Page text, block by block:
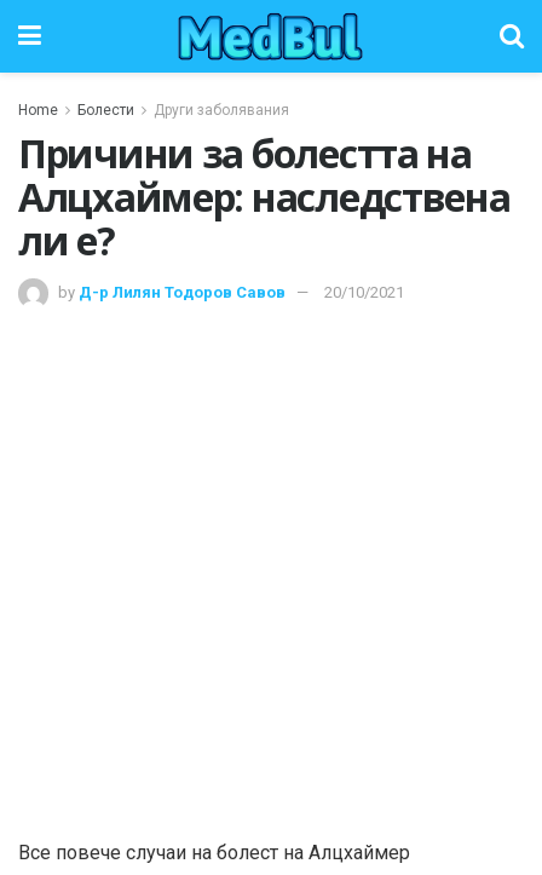
Home Болести Други заболявания
Причини за болестта на
Алцхаймер: наследствена
ли е?
by Д-р Лилян Тодоров Савов 20/10/2021
Все повече случаи на болест на Алцхаймер